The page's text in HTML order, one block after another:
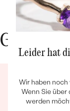
Gute
Leider hat
Wir haben
Wenn Sie
werden